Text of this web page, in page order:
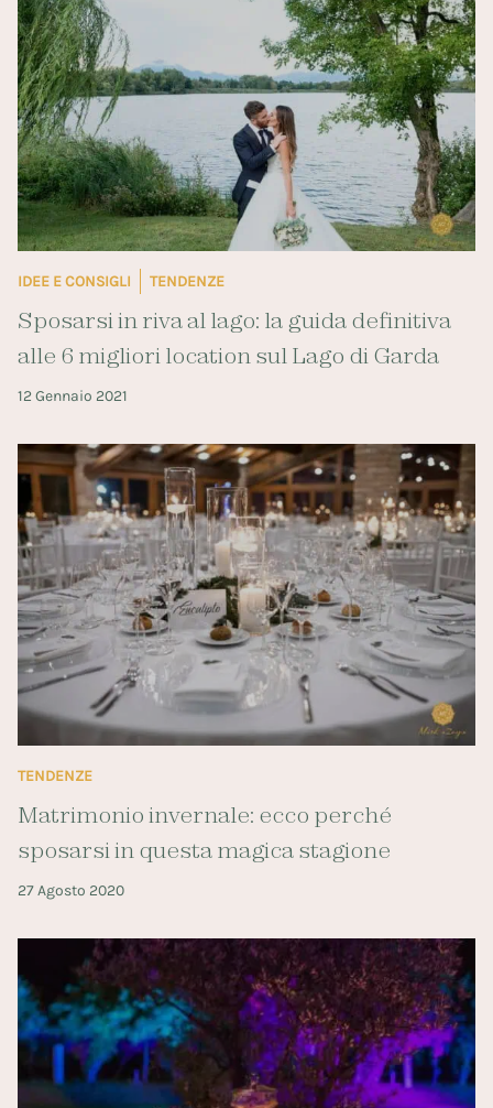
IDEE E CONSIGLI TENDENZE
Sposarsi in riva al lago: la guida definitiva
alle 6 migliori location sul Lago di Garda
12 Gennaio 2021
TENDENZE
Matrimonio invernale: ecco perché
sposarsi in questa magica stagione
27 Agosto 2020